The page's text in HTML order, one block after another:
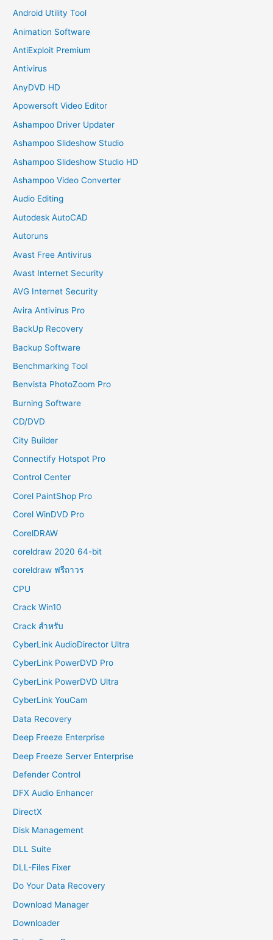
Android Utility Tool
Animation Software
AntiExploit Premium
Antivirus
AnyDVD HD
Apowersoft Video Editor
Ashampoo Driver Updater
Ashampoo Slideshow Studio
Ashampoo Slideshow Studio HD
Ashampoo Video Converter
Audio Editing
Autodesk AutoCAD
Autoruns
Avast Free Antivirus
Avast Internet Security
AVG Internet Security
Avira Antivirus Pro
BackUp Recovery
Backup Software
Benchmarking Tool
Benvista PhotoZoom Pro
Burning Software
CD/DVD
City Builder
Connectify Hotspot Pro
Control Center
Corel PaintShop Pro
Corel WinDVD Pro
CorelDRAW
coreldraw 2020 64-bit
coreldraw ฟรีถาวร
CPU
Crack Win10
Crack สำหรับ
CyberLink AudioDirector Ultra
CyberLink PowerDVD Pro
CyberLink PowerDVD Ultra
CyberLink YouCam
Data Recovery
Deep Freeze Enterprise
Deep Freeze Server Enterprise
Defender Control
DFX Audio Enhancer
DirectX
Disk Management
DLL Suite
DLL-Files Fixer
Do Your Data Recovery
Download Manager
Downloader